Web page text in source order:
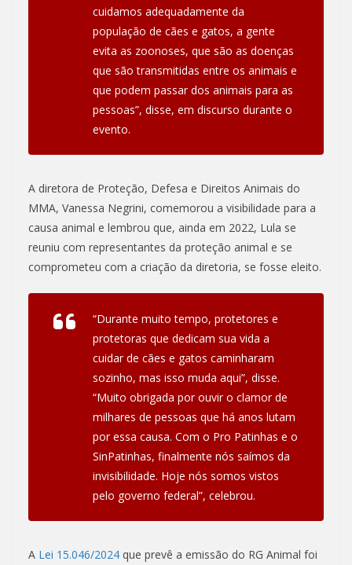
cuidamos adequadamente da
população de cães e gatos, a gente
evita as zoonoses, que são as doenças
que são transmitidas entre os animais e
que podem passar dos animais para as
pessoas”, disse, em discurso durante o
evento.
A diretora de Proteção, Defesa e Direitos Animais do
MMA, Vanessa Negrini, comemorou a visibilidade para a
causa animal e lembrou que, ainda em 2022, Lula se
reuniu com representantes da proteção animal e se
comprometeu com a criação da diretoria, se fosse eleito.
“Durante muito tempo, protetores e
protetoras que dedicam sua vida a
cuidar de cães e gatos caminharam
sozinho, mas isso muda aqui”, disse.
“Muito obrigada por ouvir o clamor de
milhares de pessoas que há anos lutam
por essa causa. Com o Pro Patinhas e o
SinPatinhas, finalmente nós saímos da
invisibilidade. Hoje nós somos vistos
pelo governo federal”, celebrou.
A Lei 15.046/2024 que prevê a emissão do RG Animal foi